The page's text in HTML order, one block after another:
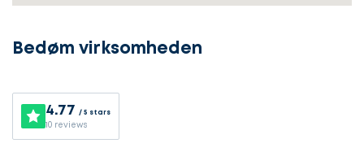
Bedøm virksomheden
4.77 / 5 stars
10 reviews
i
Vælg
Lad
os